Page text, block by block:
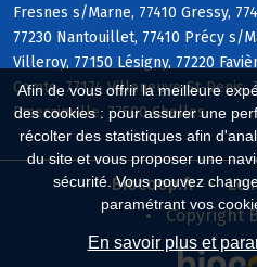
Afin de vous offrir la meilleure
des cookies : pour assurer une
récolter des statistiques afin
du site et vous proposer une
sécurité. Vous pouvez
paramétrant vos
En savoir plus et
Fresnes s/Marne, 77410 Gressy,
77230 Nantouillet, 77410 Précy s/
Villeroy, 77150 Lésigny, 77220
Comte, 77174 Villeneuve-St-Denis,
Emerainville, 77500 Chelles
Biocoop.fr
Le
Copyright